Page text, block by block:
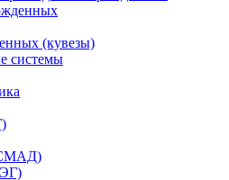
(кувезы)
системы